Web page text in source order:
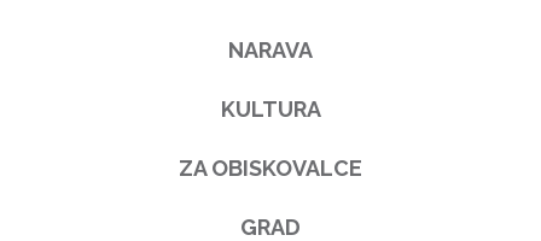
NARAVA
KULTURA
ZA OBISKOVALCE
GRAD